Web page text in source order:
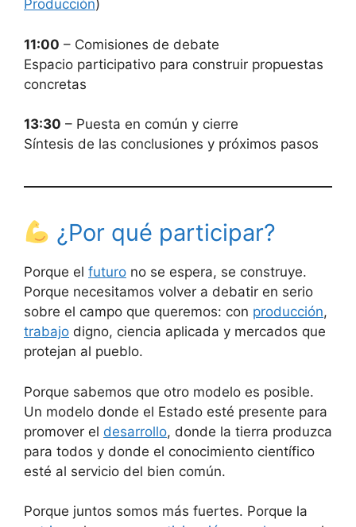
Producción)
11:00 – Comisiones de debate
Espacio participativo para construir propuestas
concretas
13:30 – Puesta en común y cierre
Síntesis de las conclusiones y próximos pasos
¿Por qué participar?
Porque el futuro no se espera, se construye.
Porque necesitamos volver a debatir en serio
sobre el campo que queremos: con producción,
trabajo digno, ciencia aplicada y mercados que
protejan al pueblo.
Porque sabemos que otro modelo es posible.
Un modelo donde el Estado esté presente para
promover el desarrollo, donde la tierra produzca
para todos y donde el conocimiento científico
esté al servicio del bien común.
Porque juntos somos más fuertes. Porque la